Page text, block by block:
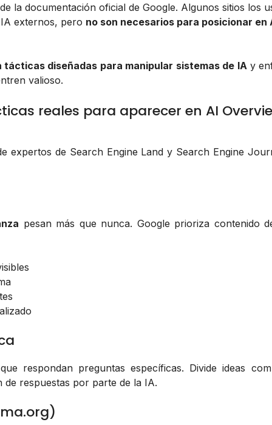
la documentación oficial de Google. Algunos sitios los
externos, pero no son necesarios para posicionar en
tácticas diseñadas para manipular sistemas de IAy
valioso.
reales para aparecer en AI
expertos de Search Engine Land y Search Engine
pesan más que nunca. Google prioriza contenido
respondan preguntas específicas. Divide ideas
de respuestas por parte de la IA.